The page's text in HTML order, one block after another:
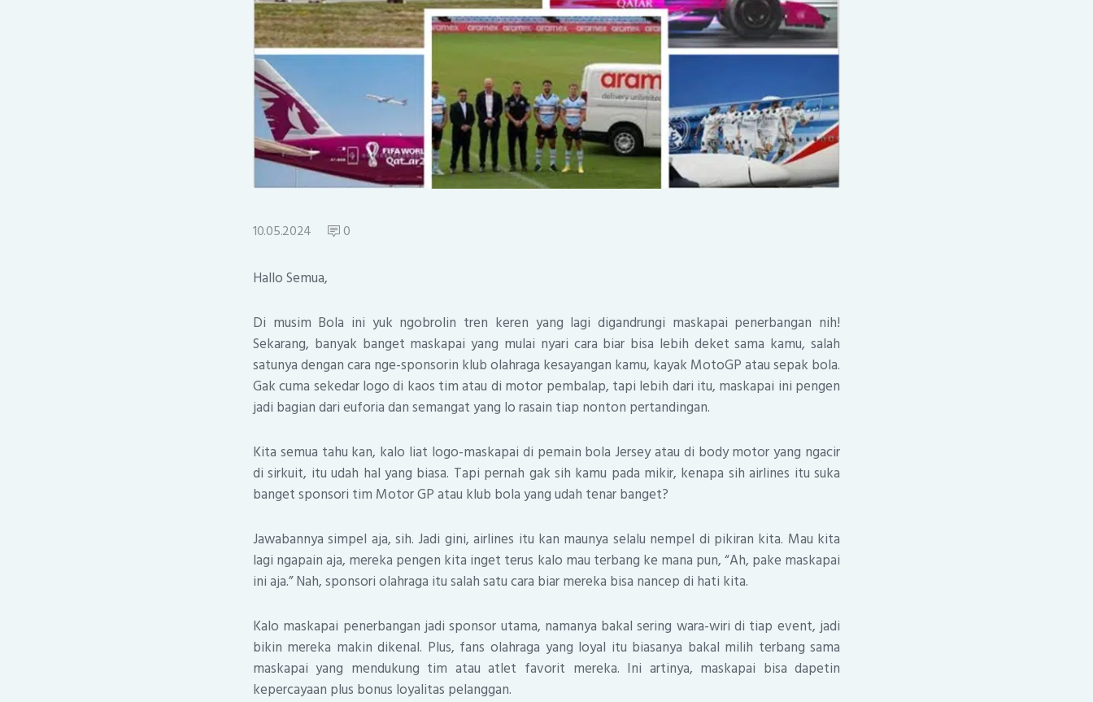
10.05.2024 0
Hallo Semua,
Di musim Bola ini yuk ngobrolin tren keren yang lagi digandrungi maskapai penerbangan nih!
Sekarang, banyak banget maskapai yang mulai nyari cara biar bisa lebih deket sama kamu, salah
satunya dengan cara nge-sponsorin klub olahraga kesayangan kamu, kayak MotoGP atau sepak bola.
Gak cuma sekedar logo di kaos tim atau di motor pembalap, tapi lebih dari itu, maskapai ini pengen
jadi bagian dari euforia dan semangat yang lo rasain tiap nonton pertandingan.
Kita semua tahu kan, kalo liat logo-maskapai di pemain bola Jersey atau di body motor yang ngacir
di sirkuit, itu udah hal yang biasa. Tapi pernah gak sih kamu pada mikir, kenapa sih airlines itu suka
banget sponsori tim Motor GP atau klub bola yang udah tenar banget?
Jawabannya simpel aja, sih. Jadi gini, airlines itu kan maunya selalu nempel di pikiran kita. Mau kita
lagi ngapain aja, mereka pengen kita inget terus kalo mau terbang ke mana pun, “Ah, pake maskapai
ini aja.” Nah, sponsori olahraga itu salah satu cara biar mereka bisa nancep di hati kita.
Kalo maskapai penerbangan jadi sponsor utama, namanya bakal sering wara-wiri di tiap event, jadi
bikin mereka makin dikenal. Plus, fans olahraga yang loyal itu biasanya bakal milih terbang sama
maskapai yang mendukung tim atau atlet favorit mereka. Ini artinya, maskapai bisa dapetin
kepercayaan plus bonus loyalitas pelanggan.